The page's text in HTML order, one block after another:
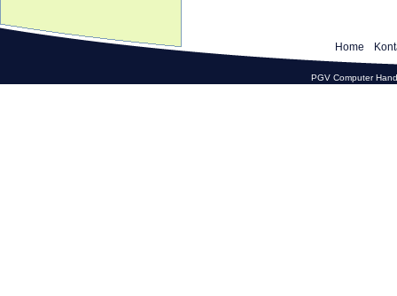
Home
PGV Computer